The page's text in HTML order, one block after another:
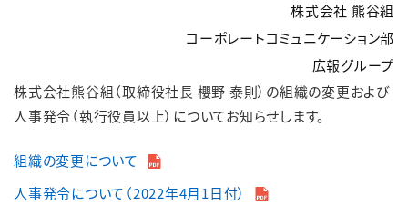
株式会社 熊谷組
コーポレートコミュニケーション部
広報グループ
株式会社熊谷組（取締役社長 櫻野 泰則）の組織の変更および
人事発令（執行役員以上）についてお知らせします。
組織の変更について
人事発令について（2022年4月1日付）